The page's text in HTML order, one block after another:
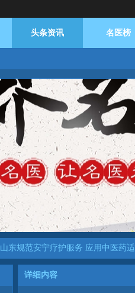
头条资讯 名医榜
山东规范安宁疗护服务 应用中医药
详细内容